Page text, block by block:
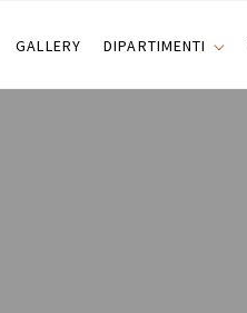
GALLERY DIPARTIMENTI